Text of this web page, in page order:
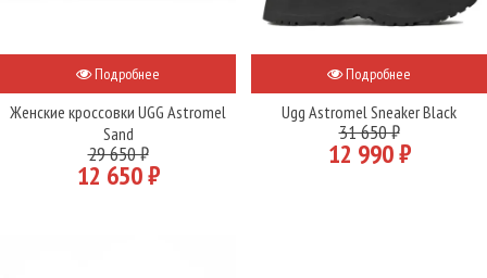
Подробнее
Женские кроссовки UGG Astromel
Sand
29 650 ₽
12 650 ₽
Подробнее
Ugg Astromel Sneaker Black
31 650 ₽
12 990 ₽